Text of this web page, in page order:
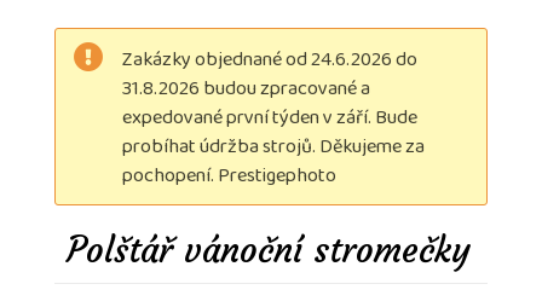
Zakázky objednané od 24.6.2026 do
31.8.2026 budou zpracované a
expedované první týden v září. Bude
probíhat údržba strojů. Děkujeme za
pochopení. Prestigephoto
Polštář vánoční stromečky